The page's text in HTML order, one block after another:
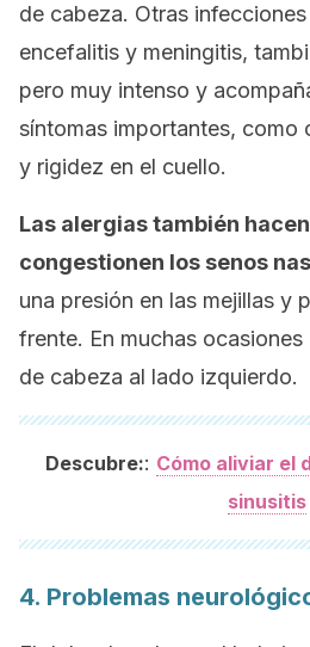
de cabeza. Otras
encefalitis y meningitis,
pero muy intenso y
síntomas importantes, como
y rigidez en el cuello.
Las alergias también
congestionen los senos
una presión en las mejillas y
frente. En muchas
de cabeza al lado izquierdo.
Descubre:: Cómo aliviar el
sinusitis
4. Problemas